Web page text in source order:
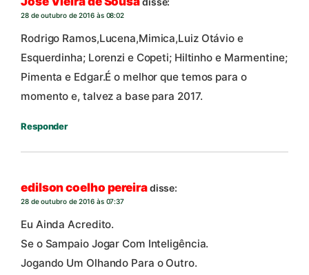
28 de outubro de 2016 às 08:02
Rodrigo Ramos,Lucena,Mimica,Luiz Otávio e
Esquerdinha; Lorenzi e Copeti; Hiltinho e Marmentine;
Pimenta e Edgar.É o melhor que temos para o
momento e, talvez a base para 2017.
Responder
edilson coelho pereiradisse:
28 de outubro de 2016 às 07:37
Eu Ainda Acredito.
Se o Sampaio Jogar Com Inteligência.
Jogando Um Olhando Para o Outro.